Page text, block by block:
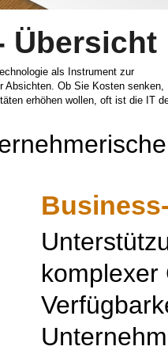
Übersicht
als Instrument zur
Absichten. Ob Sie Kosten senken,
erhöhen wollen, oft ist die IT
komplexer